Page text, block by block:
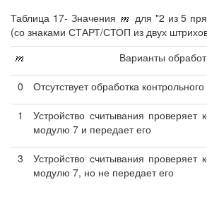
Таблица 17- Значения
для "2 из 5
(со знаками СТАРТ/СТОП из двух
Варианты
0 Отсутствует обработка контрольного
1
Устройство считывания проверяет
модулю 7 и передает его
3
Устройство считывания проверяет
модулю 7, но не передает его